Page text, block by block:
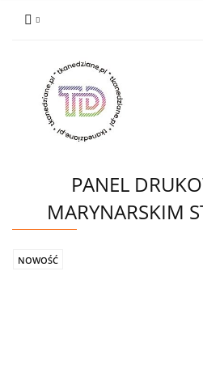
PANEL
MARYNARSKIM
NOWOŚĆ